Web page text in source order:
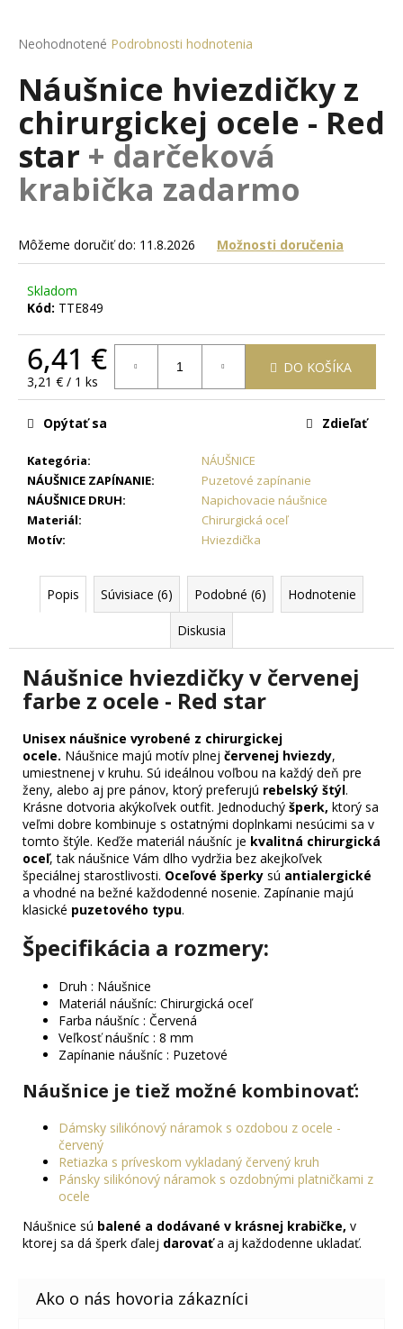
Priemerné
produktu
je
z
hviezdičiek.
Neohodnotené Podrobnosti hodnotenia
Náušnice hviezdičky z
chirurgickej ocele - Red
star + darčeková
krabička zadarmo
Môžeme doručiť do: 11.8.2026 Možnosti doručenia
Skladom
Kód: TTE849
6,41 €
Jednotková
cena:
3,21 € / 1 ks
DO KOŠÍKA
Kategória:
NÁUŠNICE
NÁUŠNICE ZAPÍNANIE:
Puzetové zapínanie
NÁUŠNICE DRUH:
Napichovacie náušnice
Materiál:
Chirurgická oceľ
Motív: Hviezdička
Opýtať sa Zdieľať
Popis Súvisiace (6) Podobné (6) Hodnotenie
Diskusia
Náušnice hviezdičky v červenej
farbe z ocele - Red star
Unisex náušnice vyrobené z chirurgickej
ocele. Náušnice majú motív plnej červenej hviezdy,
umiestnenej v kruhu. Sú ideálnou voľbou na každý deň pre
ženy, alebo aj pre pánov, ktorý preferujú rebelský štýl.
Krásne dotvoria akýkoľvek outfit. Jednoduchý šperk, ktorý sa
veľmi dobre kombinuje s ostatnými doplnkami nesúcimi sa v
tomto štýle. Keďže materiál náušníc je kvalitná chirurgická
oceľ, tak náušnice Vám dlho vydržia bez akejkoľvek
špeciálnej starostlivosti. Oceľové šperky sú antialergické
a vhodné na bežné každodenné nosenie. Zapínanie majú
klasické puzetového typu.
Špecifikácia a rozmery:
Druh : Náušnice
Materiál náušníc: Chirurgická oceľ
Farba náušníc : Červená
Veľkosť náušníc : 8 mm
Zapínanie náušníc : Puzetové
Náušnice je tiež možné kombinovať:
Dámsky silikónový náramok s ozdobou z ocele -
červený
Retiazka s príveskom vykladaný červený kruh
Pánsky silikónový náramok s ozdobnými platničkami z
ocele
Náušnice sú balené a dodávané v krásnej krabičke, v
ktorej sa dá šperk ďalej darovaťa aj každodenne ukladať.
j
ť
?
O
d
ú
č
a
e
RETIAZKA
PRÍVESKOM
DVOCH
JANG
ZADARMO
22,87
€